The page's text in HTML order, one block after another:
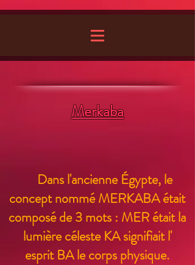
Merkaba
Dans l'ancienne Égypte, le
concept nommé MERKABA était
composé de 3 mots : MER était la
lumière céleste KA signifiait l'
esprit BA le corps physique.